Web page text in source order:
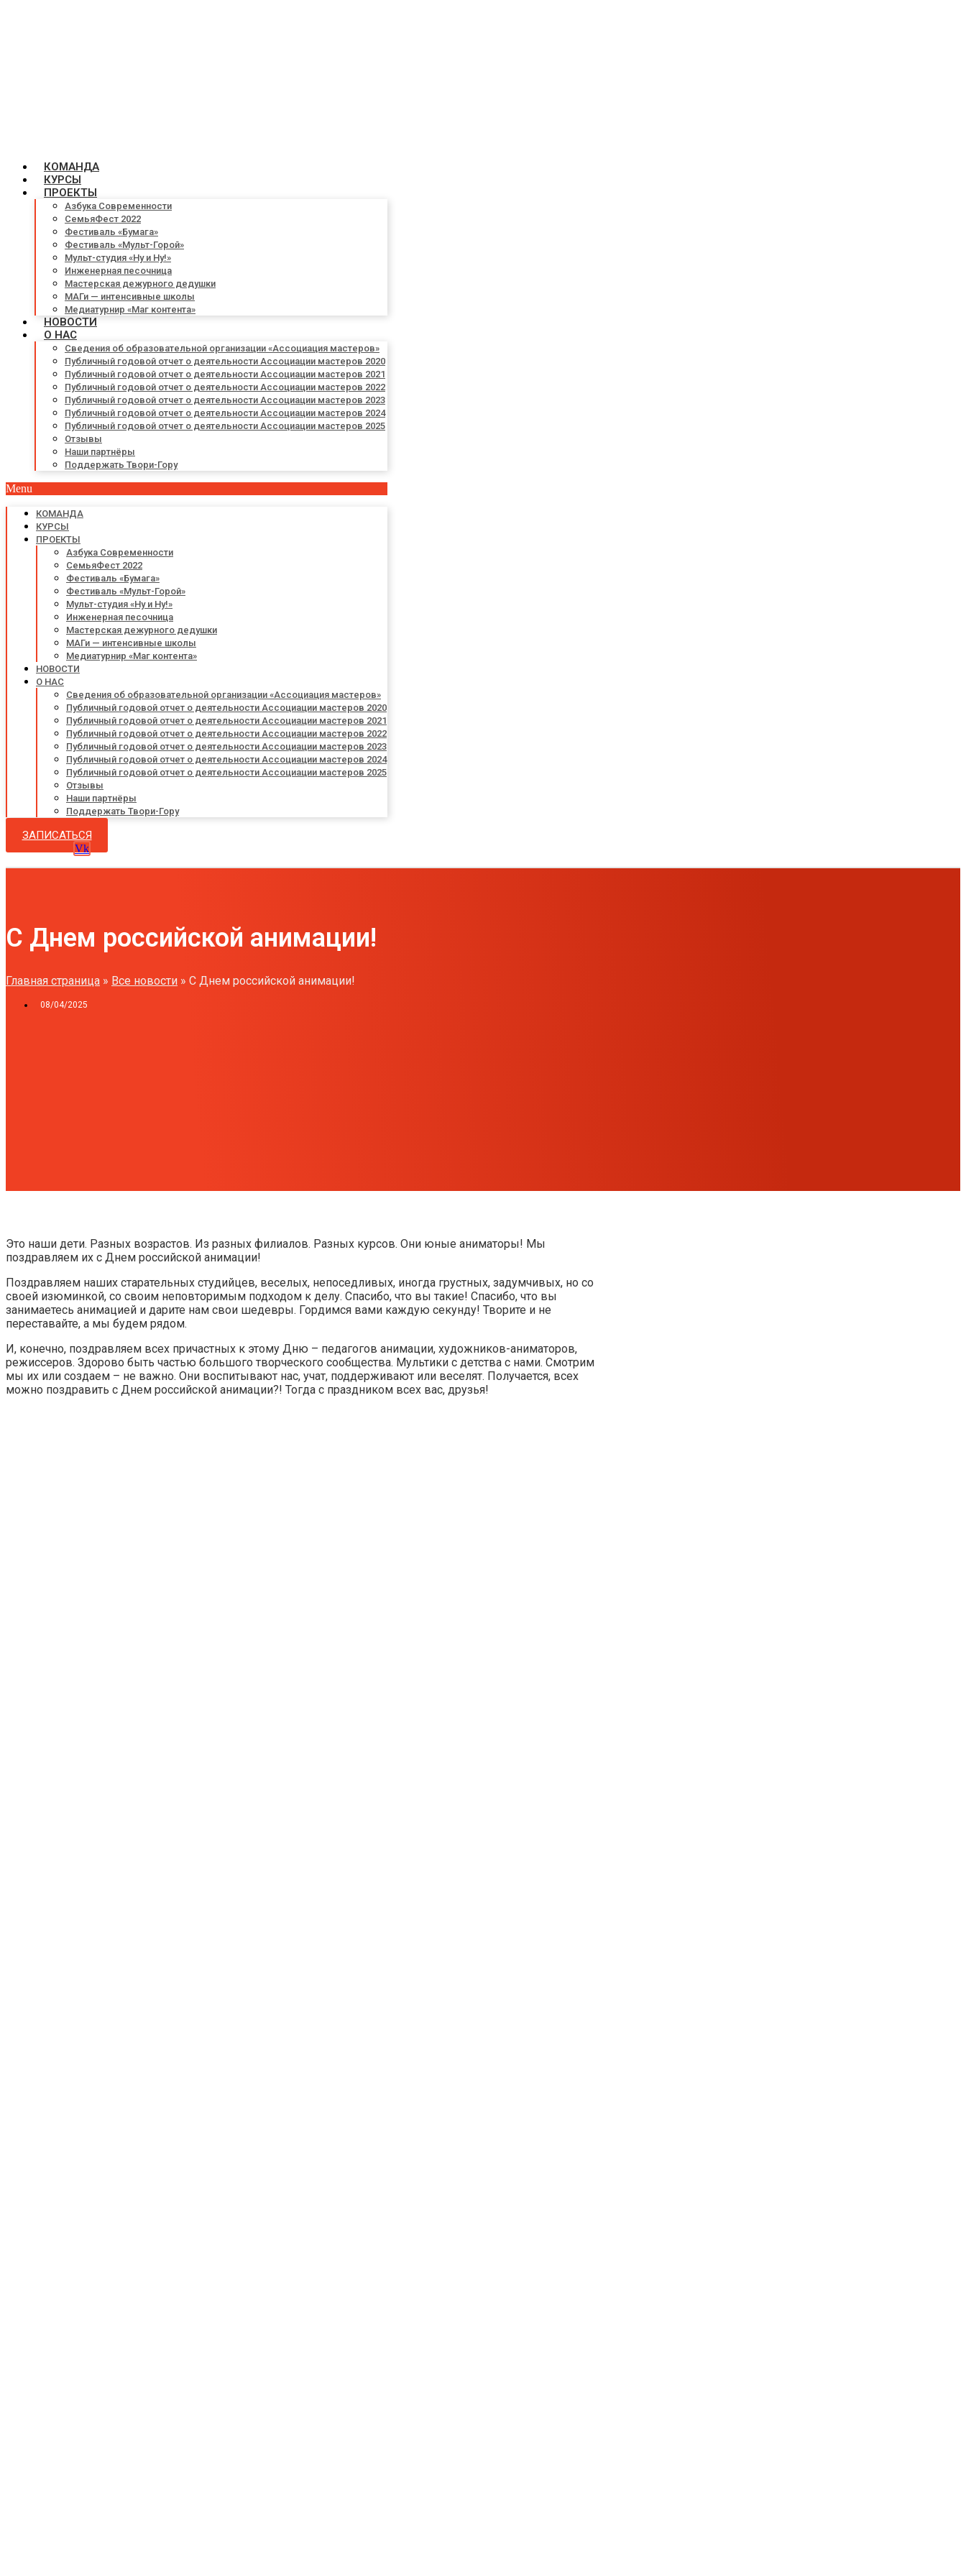
КОМАНДА
КУРСЫ
ПРОЕКТЫ
Азбука Современности
СемьяФест 2022
Фестиваль «Бумага»
Фестиваль «Мульт-Горой»
Мульт-студия «Ну и Ну!»
Инженерная песочница
Мастерская дежурного дедушки
МАГи — интенсивные школы
Медиатурнир «Маг контента»
НОВОСТИ
О НАС
Сведения об образовательной организации «Ассоциация мастеров»
Публичный годовой отчет о деятельности Ассоциации мастеров 2020
Публичный годовой отчет о деятельности Ассоциации мастеров 2021
Публичный годовой отчет о деятельности Ассоциации мастеров 2022
Публичный годовой отчет о деятельности Ассоциации мастеров 2023
Публичный годовой отчет о деятельности Ассоциации мастеров 2024
Публичный годовой отчет о деятельности Ассоциации мастеров 2025
Отзывы
Наши партнёры
Поддержать Твори-Гору
Menu
КОМАНДА
КУРСЫ
ПРОЕКТЫ
Азбука Современности
СемьяФест 2022
Фестиваль «Бумага»
Фестиваль «Мульт-Горой»
Мульт-студия «Ну и Ну!»
Инженерная песочница
Мастерская дежурного дедушки
МАГи — интенсивные школы
Медиатурнир «Маг контента»
НОВОСТИ
О НАС
Сведения об образовательной организации «Ассоциация мастеров»
Публичный годовой отчет о деятельности Ассоциации мастеров 2020
Публичный годовой отчет о деятельности Ассоциации мастеров 2021
Публичный годовой отчет о деятельности Ассоциации мастеров 2022
Публичный годовой отчет о деятельности Ассоциации мастеров 2023
Публичный годовой отчет о деятельности Ассоциации мастеров 2024
Публичный годовой отчет о деятельности Ассоциации мастеров 2025
Отзывы
Наши партнёры
Поддержать Твори-Гору
ЗАПИСАТЬСЯ
Vk
C Днем российской анимации!
Главная страница » Все новости » C Днем российской анимации!
08/04/2025
Это наши дети. Разных возрастов. Из разных филиалов. Разных курсов. Они юные аниматоры! Мы
поздравляем их с Днем российской анимации!
Поздравляем наших старательных студийцев, веселых, непоседливых, иногда грустных, задумчивых, но со
своей изюминкой, со своим неповторимым подходом к делу. Спасибо, что вы такие! Спасибо, что вы
занимаетесь анимацией и дарите нам свои шедевры. Гордимся вами каждую секунду! Творите и не
переставайте, а мы будем рядом.
И, конечно, поздравляем всех причастных к этому Дню – педагогов анимации, художников-аниматоров,
режиссеров. Здорово быть частью большого творческого сообщества. Мультики с детства с нами. Смотрим
мы их или создаем – не важно. Они воспитывают нас, учат, поддерживают или веселят. Получается, всех
можно поздравить с Днем российской анимации?! Тогда с праздником всех вас, друзья!